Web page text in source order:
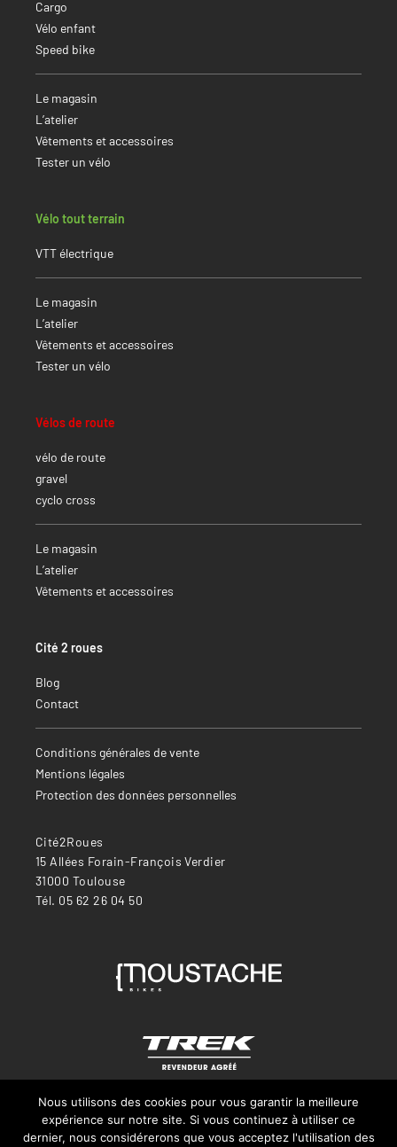
Cargo
Vélo enfant
Speed bike
Le magasin
L’atelier
Vêtements et accessoires
Tester un vélo
Vélo tout terrain
VTT électrique
Le magasin
L’atelier
Vêtements et accessoires
Tester un vélo
Vélos de route
vélo de route
gravel
cyclo cross
Le magasin
L’atelier
Vêtements et accessoires
Cité 2 roues
Blog
Contact
Conditions générales de vente
Mentions légales
Protection des données personnelles
Cité2Roues
15 Allées Forain-François Verdier
31000 Toulouse
Tél. 05 62 26 04 50
Nous utilisons des cookies pour vous garantir la meilleure
expérience sur notre site. Si vous continuez à utiliser ce
dernier, nous considérerons que vous acceptez l'utilisation des